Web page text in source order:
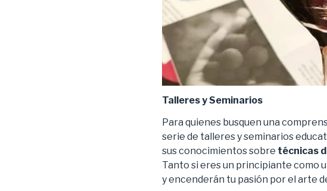
Talleres y Seminarios
Para quienes busquen una
serie de talleres y seminarios
sus conocimientos sobre técnicas
Tanto si eres un principiante como
y encenderán tu pasión por el arte